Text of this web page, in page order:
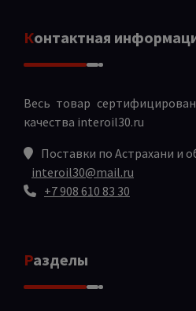
Контактная
Весь товар
качества interoil30.ru
Поставки по Астрахани и
interoil30@mail.ru
+7 908 610 83 30
Разделы